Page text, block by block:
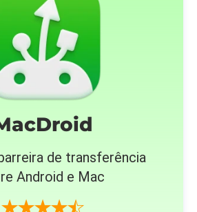
de transferência
Android e Mac